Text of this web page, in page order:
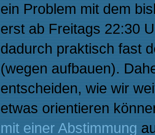
ein Problem mit dem
erst ab Freitags 22:30
dadurch praktisch fast
(wegen aufbauen).
entscheiden, wie wir
etwas orientieren
mit einer Abstimmung